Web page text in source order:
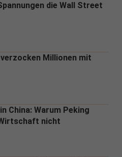
die Wall Street
Millionen mit
China: Warum Peking
nicht